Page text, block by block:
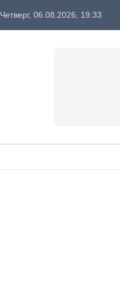
Четверг, 06.08.2026, 19:33